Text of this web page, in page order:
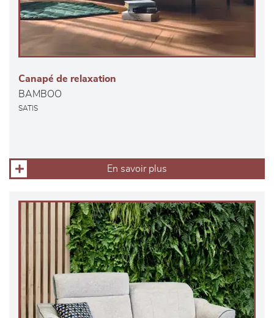
Canapé de relaxation
BAMBOO
SATIS
En savoir plus